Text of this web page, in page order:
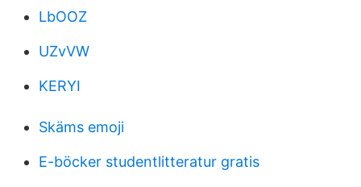
LbOOZ
UZvVW
KERYI
Skäms emoji
E-böcker studentlitteratur gratis